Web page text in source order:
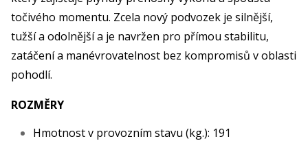
točivého momentu. Zcela nový podvozek je silnější,
tužší a odolnější a je navržen pro přímou stabilitu,
zatáčení a manévrovatelnost bez kompromisů v oblasti
pohodlí.
ROZMĚRY
Hmotnost v provozním stavu (kg.): 191